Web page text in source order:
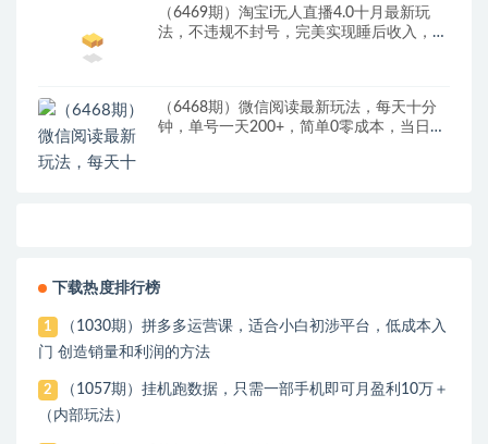
（6469期）淘宝i无人直播4.0十月最新玩
法，不违规不封号，完美实现睡后收入，日
（6468期）微信阅读最新玩法，每天十分
钟，单号一天200+，简单0零成本，当日提
下载热度排行榜
1
（1030期）拼多多运营课，适合小白初涉平台，低成本入
门 创造销量和利润的方法
2
（1057期）挂机跑数据，只需一部手机即可月盈利10万＋
（内部玩法）